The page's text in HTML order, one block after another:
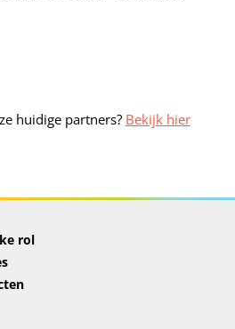
huidige partners? Bekijk hier
rol